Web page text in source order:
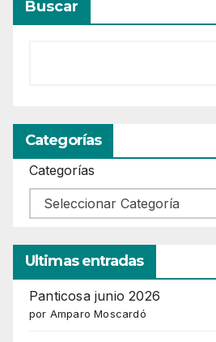
Buscar
Categorías
Categorías
Ultimas entradas
Panticosa junio 2026
por Amparo Moscardó